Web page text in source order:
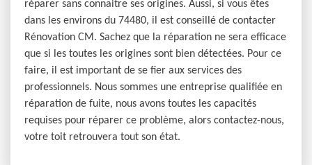
réparer sans connaitre ses origines. Aussi, si vous êtes
dans les environs du 74480, il est conseillé de contacter
Rénovation CM. Sachez que la réparation ne sera efficace
que si les toutes les origines sont bien détectées. Pour ce
faire, il est important de se fier aux services des
professionnels. Nous sommes une entreprise qualifiée en
réparation de fuite, nous avons toutes les capacités
requises pour réparer ce problème, alors contactez-nous,
votre toit retrouvera tout son état.